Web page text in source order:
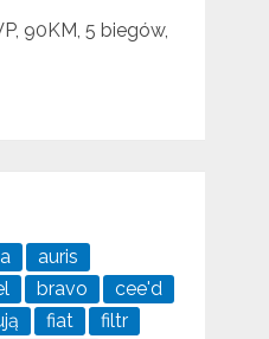
90KM, 5 biegów,
auris
bravo
cee'd
fiat
filtr